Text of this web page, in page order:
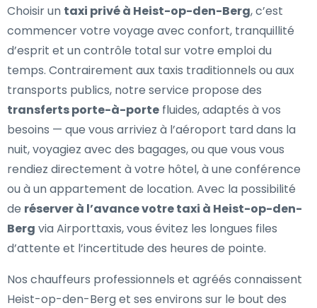
Choisir un taxi privé à Heist-op-den-Berg, c’est
commencer votre voyage avec confort, tranquillité
d’esprit et un contrôle total sur votre emploi du
temps. Contrairement aux taxis traditionnels ou aux
transports publics, notre service propose des
transferts porte-à-porte fluides, adaptés à vos
besoins — que vous arriviez à l’aéroport tard dans la
nuit, voyagiez avec des bagages, ou que vous vous
rendiez directement à votre hôtel, à une conférence
ou à un appartement de location. Avec la possibilité
de réserver à l’avance votre taxi à Heist-op-den-
Berg via Airporttaxis, vous évitez les longues files
d’attente et l’incertitude des heures de pointe.
Nos chauffeurs professionnels et agréés connaissent
Heist-op-den-Berg et ses environs sur le bout des